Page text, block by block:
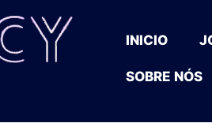
INICIO
SOBRE NÓS